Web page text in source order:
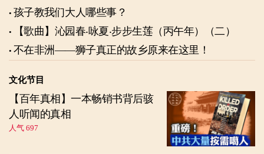
孩子教我们大人哪些事？
【歌曲】沁园春‧咏夏‧步步生莲（丙午年）（二）
不在非洲——狮子真正的故乡原来在这里！
文化节目
【百年真相】一本畅销书背后骇
人听闻的真相
人气 697